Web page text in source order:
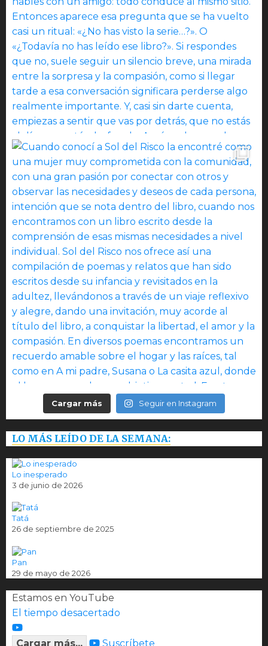
Cargar más Seguir en Instagram
LO MÁS LEÍDO DE LA SEMANA:
Lo inesperado
3 de junio de 2026
Tatá
26 de septiembre de 2025
Pan
29 de mayo de 2026
Estamos en YouTube
El tiempo desacertado
Cargar más... Suscríbete